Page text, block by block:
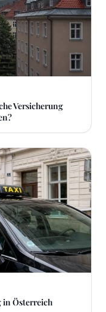
Versicherung
in Österreich